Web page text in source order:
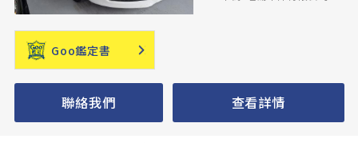
Goo鑑定書
聯絡我們 查看詳情